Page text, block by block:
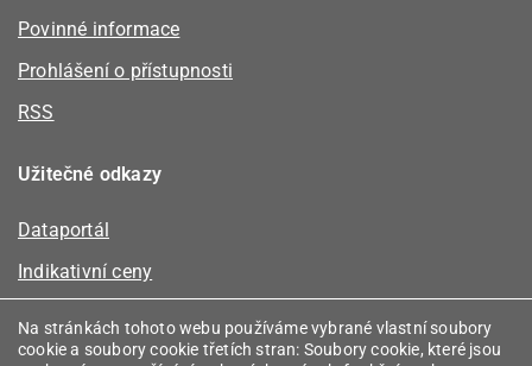
Povinné informace
Prohlášení o přístupnosti
RSS
Užitečné odkazy
Dataportál
Indikativní ceny
Registr energetických společenství
Na stránkách tohoto webu používáme vybrané vlastní soubory
cookie a soubory cookie třetích stran: Soubory cookie, které jsou